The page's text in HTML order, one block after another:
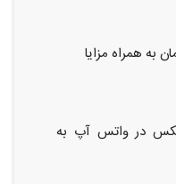
عکس در واتس آپ به